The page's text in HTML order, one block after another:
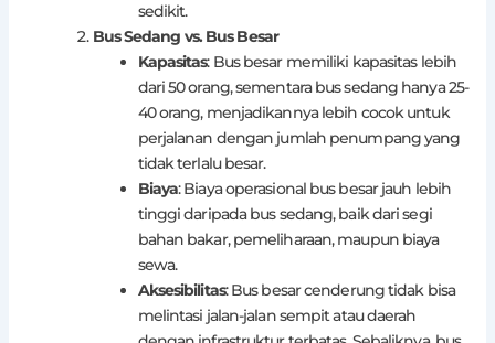
sedikit.
Bus Sedang vs. Bus Besar
Kapasitas: Bus besar memiliki kapasitas lebih
dari 50 orang, sementara bus sedang hanya 25-
40 orang, menjadikannya lebih cocok untuk
perjalanan dengan jumlah penumpang yang
tidak terlalu besar.
Biaya: Biaya operasional bus besar jauh lebih
tinggi daripada bus sedang, baik dari segi
bahan bakar, pemeliharaan, maupun biaya
sewa.
Aksesibilitas: Bus besar cenderung tidak bisa
melintasi jalan-jalan sempit atau daerah